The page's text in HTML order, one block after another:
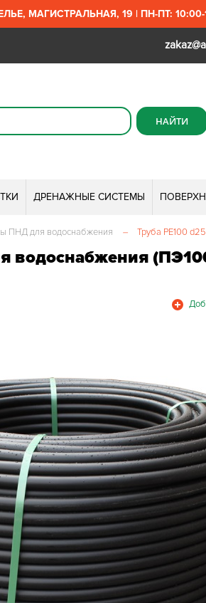
МАГИСТРАЛЬНАЯ, 19 | ПН-ПТ: 10:00-
ДРЕНАЖНЫЕ СИСТЕМЫ
ПНД для водоснабжения – Труба PE100
водоснабжения